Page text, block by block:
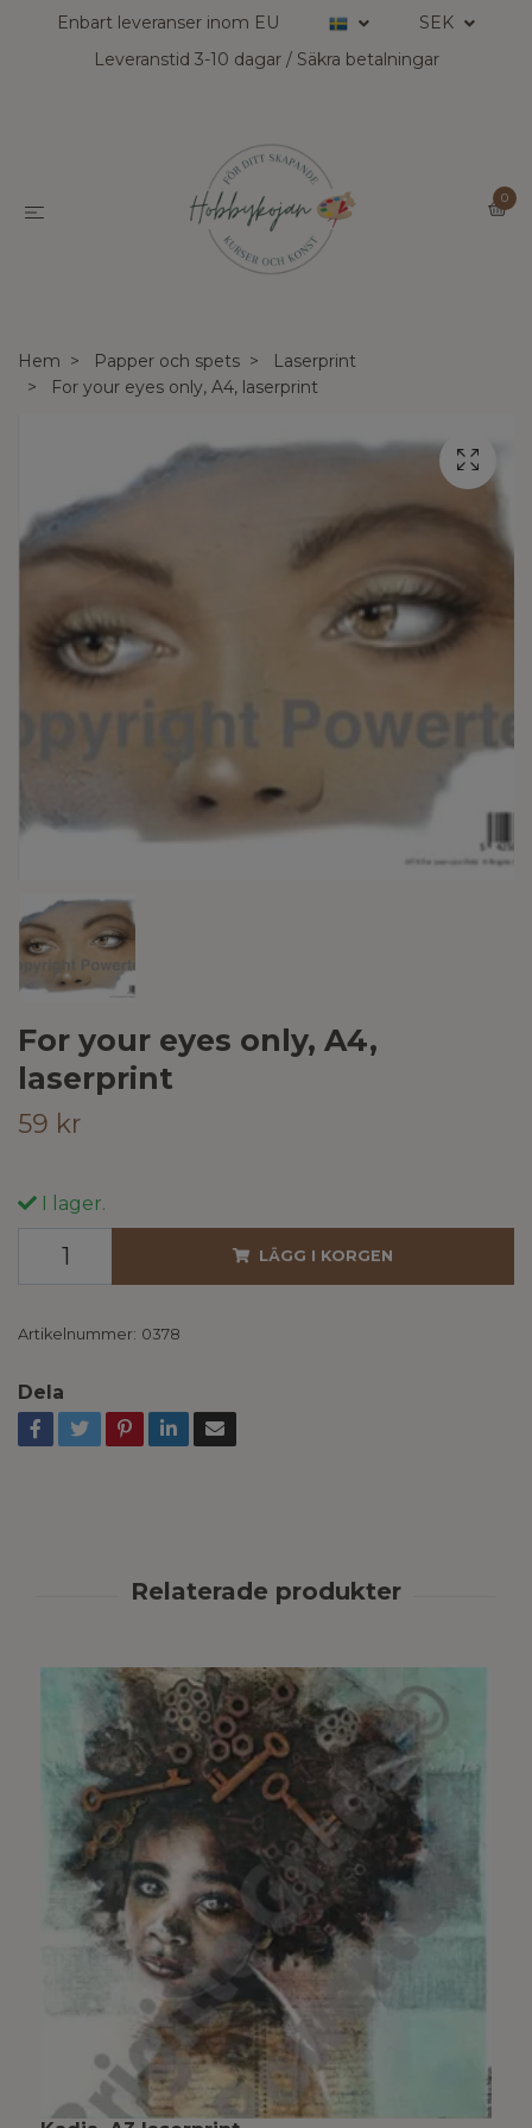
Enbart leveranser inom EU
SEK
Leveranstid 3-10 dagar / Säkra betalningar
0
Hem Papper och spets
Laserprint
For your eyes only, A4, laserprint
For your eyes only, A4,
laserprint
59 kr
I lager.
LÄGG I KORGEN
Artikelnummer: 0378
Dela